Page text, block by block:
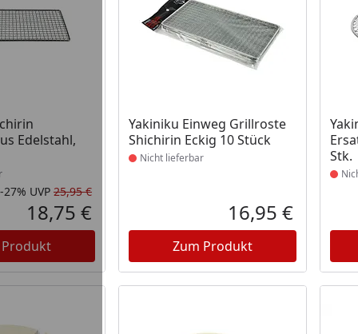
Edelstahl,
lieferbar
Rabatt in Prozent
-27%
Ursprünglicher Preis
UVP 25,95 €
Aktueller Preis
18,75 €
Yakiniku Einweg Grillroste
Shichirin Eckig 10 Stück
Produkt nicht lieferbar
Nicht lieferbar
Aktueller
16,95 €
Zum Produkt
Stk.